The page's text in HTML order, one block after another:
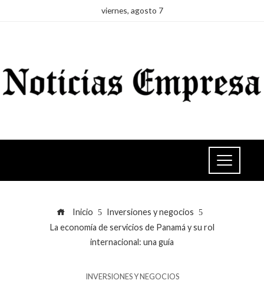
viernes, agosto 7
Inicio
Inversiones y negocios
La economía de servicios de Panamá y su rol
internacional: una guía
INVERSIONES Y NEGOCIOS